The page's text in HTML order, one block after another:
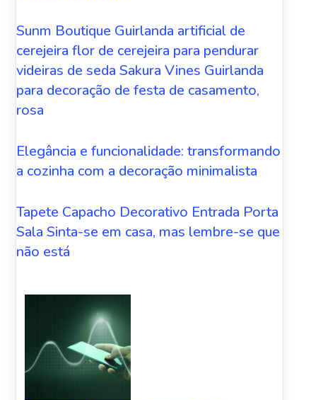
Sunm Boutique Guirlanda artificial de
cerejeira flor de cerejeira para pendurar
videiras de seda Sakura Vines Guirlanda
para decoração de festa de casamento,
rosa
Elegância e funcionalidade: transformando
a cozinha com a decoração minimalista
Tapete Capacho Decorativo Entrada Porta
Sala Sinta-se em casa, mas lembre-se que
não está